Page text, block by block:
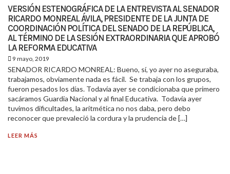
VERSIÓN ESTENOGRÁFICA DE LA ENTREVISTA AL SENADOR
RICARDO MONREAL ÁVILA, PRESIDENTE DE LA JUNTA DE
COORDINACIÓN POLÍTICA DEL SENADO DE LA REPÚBLICA,
AL TÉRMINO DE LA SESIÓN EXTRAORDINARIA QUE APROBÓ
LA REFORMA EDUCATIVA
9 mayo, 2019
SENADOR RICARDO MONREAL: Bueno, sí, yo ayer no aseguraba,
trabajamos, obviamente nada es fácil. Se trabaja con los grupos,
fueron pesados los días. Todavía ayer se condicionaba que primero
sacáramos Guardia Nacional y al final Educativa. Todavía ayer
tuvimos dificultades, la aritmética no nos daba, pero debo
reconocer que prevaleció la cordura y la prudencia de […]
LEER MÁS